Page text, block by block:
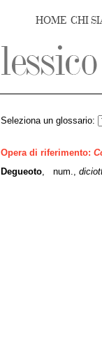
HOME CHI
Seleziona un glossario:
Opera di riferimento:
Degueoto
num.,